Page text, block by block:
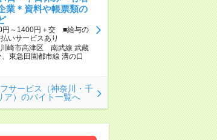
業＊資料や帳票類の
円～1400円＋交 ■給与の
いサービスあり
崎市高津区 南武線 武蔵
東急田園都市線 溝の口
サービス（神奈川・千
ア）のバイト一覧へ